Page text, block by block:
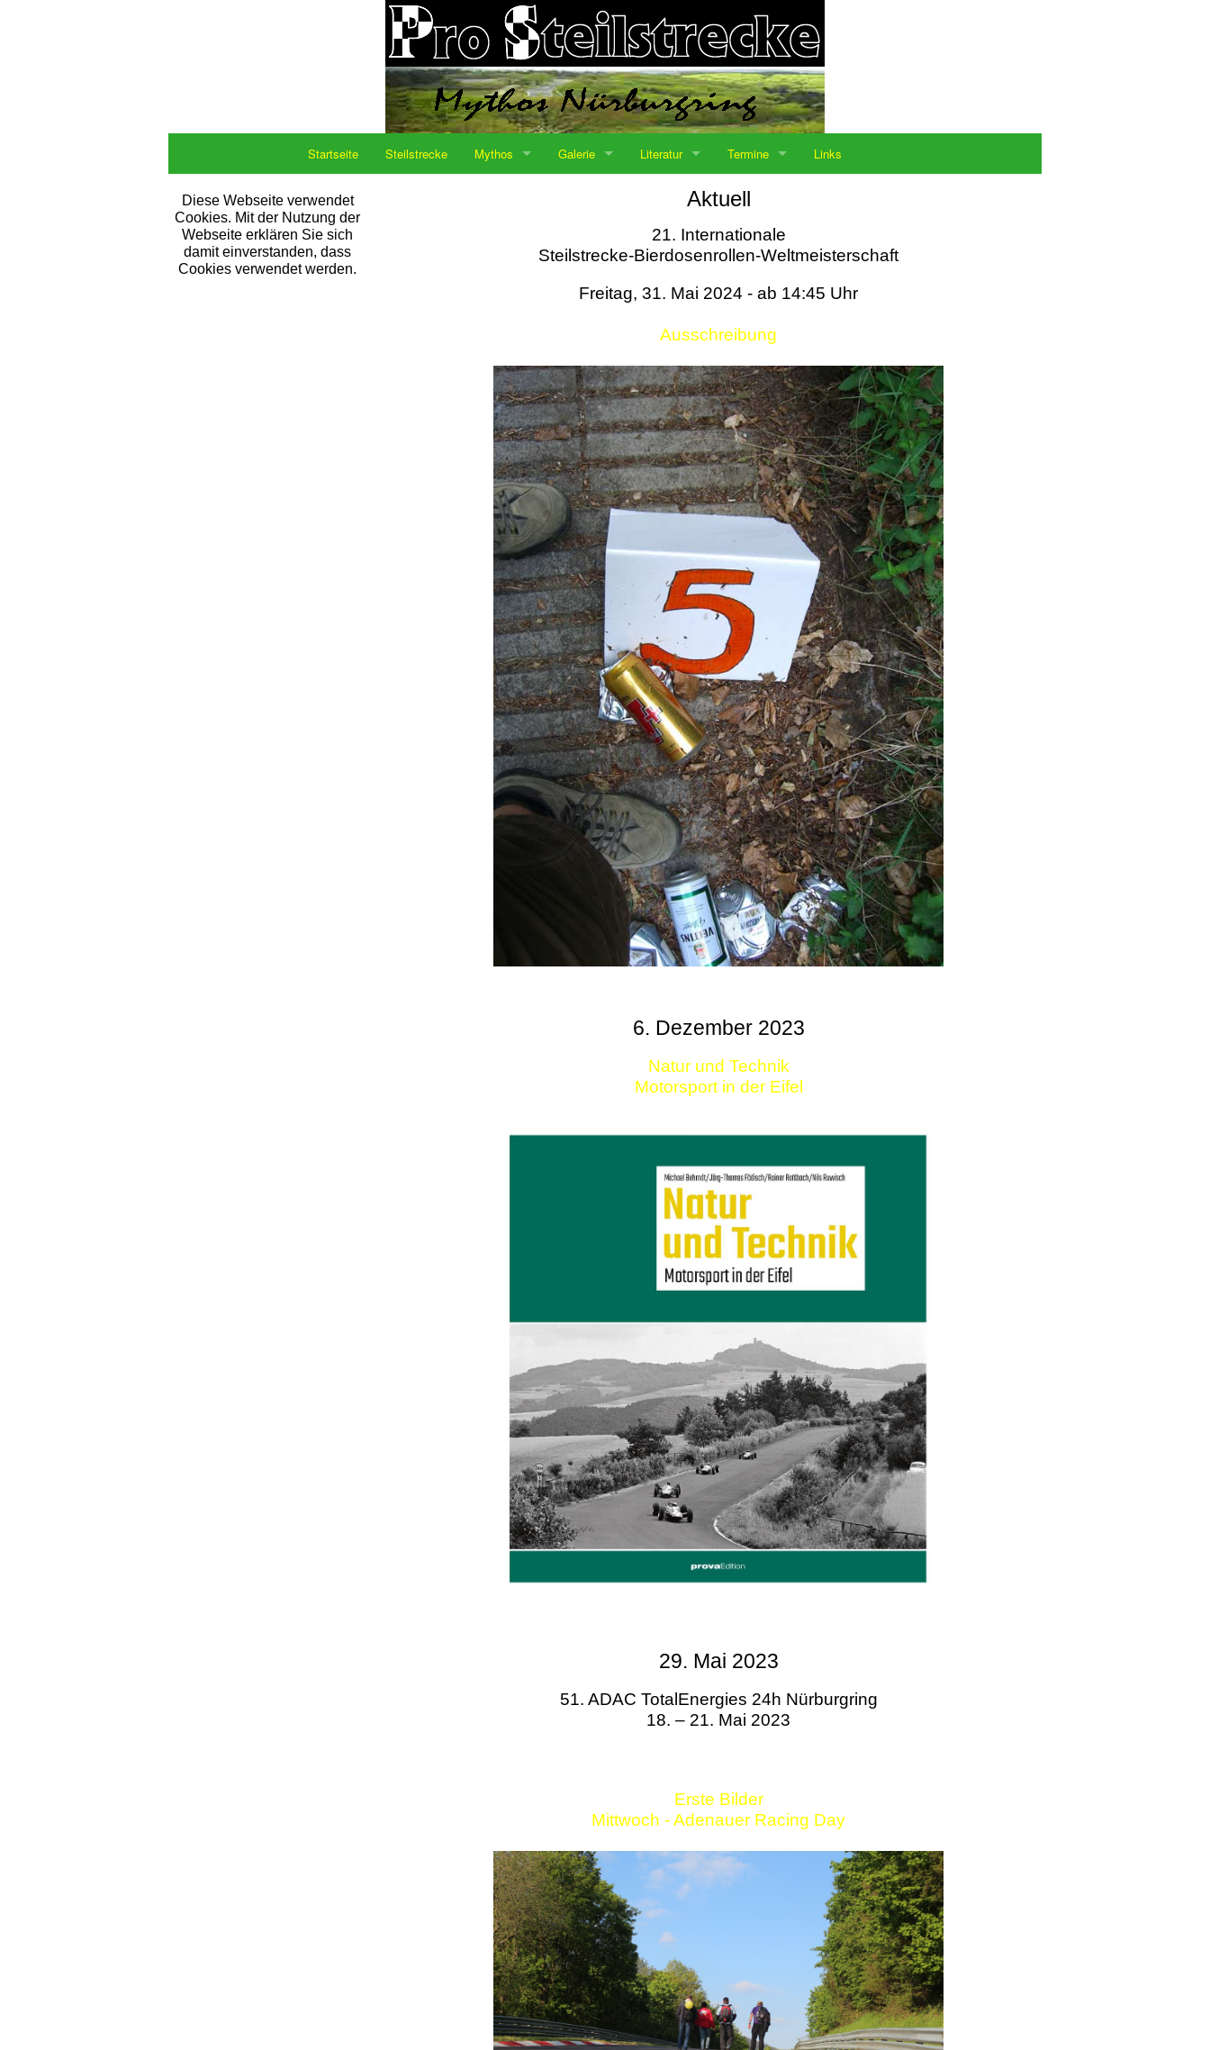
Startseite Steilstrecke Mythos Galerie Literatur Termine Links
Diese Webseite verwendet
Cookies. Mit der Nutzung der
Webseite erklären Sie sich
damit einverstanden, dass
Cookies verwendet werden.
Aktuell
21. Internationale
Steilstrecke-Bierdosenrollen-Weltmeisterschaft
Freitag, 31. Mai 2024 - ab 14:45 Uhr
Ausschreibung
6. Dezember 2023
Natur und Technik
Motorsport in der Eifel
29. Mai 2023
51. ADAC TotalEnergies 24h Nürburgring
18. – 21. Mai 2023
Erste Bilder
Mittwoch - Adenauer Racing Day